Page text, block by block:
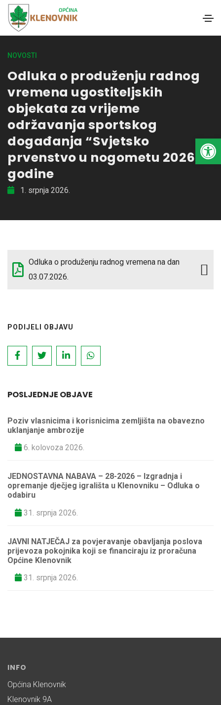
NOVOSTI
Odluka o produženju radnog
vremena ugostiteljskih
objekata za vrijeme
održavanja sportskog
događanja “Svjetsko
prvenstvo u nogometu 2026.
godine
1. srpnja 2026.
Odluka o produženju radnog vremena na dan
03.07.2026.
PODIJELI OBJAVU
POSLJEDNJE OBJAVE
Poziv vlasnicima i korisnicima zemljišta na obavezno
uklanjanje ambrozije
6. kolovoza 2026.
JEDNOSTAVNA NABAVA – 28-2026 – Izgradnja i
opremanje dječjeg igrališta u Klenovniku – Odluka o
odabiru
31. srpnja 2026.
JAVNI NATJEČAJ za povjeravanje obavljanja poslova
prijevoza pokojnika koji se financiraju iz proračuna
Općine Klenovnik
31. srpnja 2026.
INFO
Općina Klenovnik
Klenovnik 9A
Open toolbar